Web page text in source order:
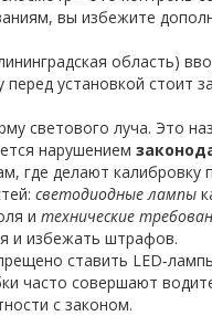
вы избежите
область)
установкой стоит
светового луча. Это
нарушением
где делают калибровку
светодиодные лампы
и технические
и избежать штрафов.
ставить
часто совершают
с законом.